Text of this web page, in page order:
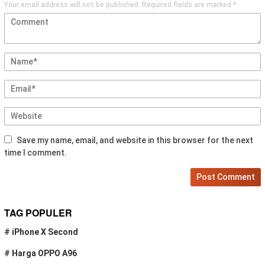
Your email address will not be published. Required fields are marked *
Save my name, email, and website in this browser for the next
time I comment.
TAG POPULER
# iPhone X Second
# Harga OPPO A96